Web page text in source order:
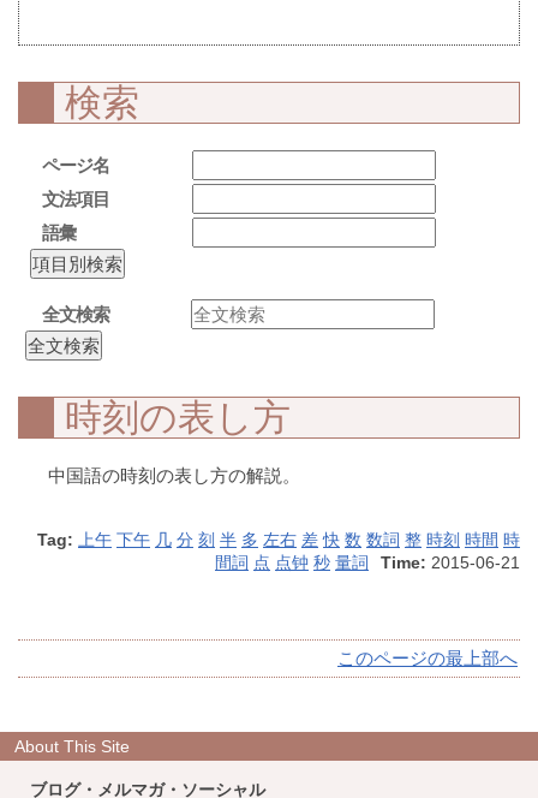
検索
ページ名
文法項目
語彙
全文検索
時刻の表し方
中国語の時刻の表し方の解説。
Tag: 上午 下午 几 分 刻 半 多 左右 差 快 数 数詞 整 時刻 時間 時
間詞 点 点钟 秒 量詞 Time: 2015-06-21
このページの最上部へ
About This Site
ブログ・メルマガ・ソーシャル